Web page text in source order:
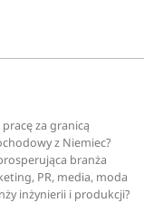
za granicą
z Niemiec?
branża
PR, media, moda
inżynierii i produkcji?